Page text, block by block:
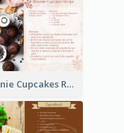
Brownie Cupcakes Recipe Card